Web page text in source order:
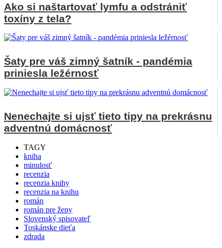
Ako si naštartovať lymfu a odstrániť
toxíny z tela?
Šaty pre váš zimný šatník - pandémia
priniesla ležérnosť
Nenechajte si ujsť tieto tipy na prekrásnu
adventnú domácnosť
TAGY
kniha
minulosť
recenzia
recenzia knihy
recenzia na knihu
román
román pre ženy
Slovenský spisovateľ
Toskánske dieťa
zdrada